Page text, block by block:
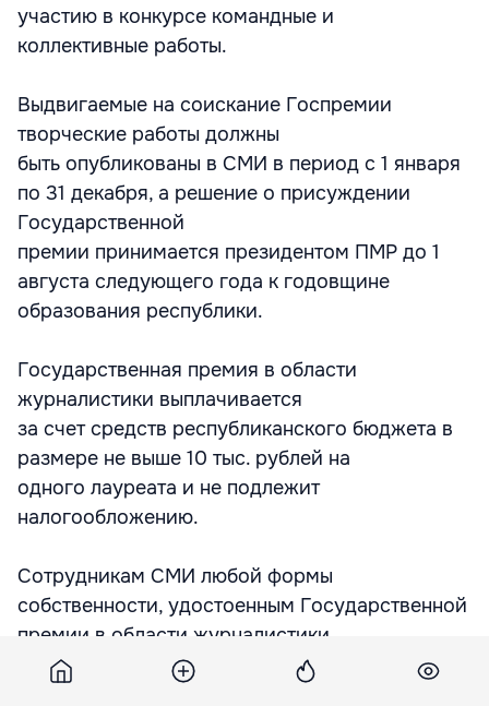
участию в конкурсе командные и
коллективные работы.
Выдвигаемые на соискание Госпремии
творческие работы должны
быть опубликованы в СМИ в период с 1 января
по 31 декабря, а решение о присуждении
Государственной
премии принимается президентом ПМР до 1
августа следующего года к годовщине
образования республики.
Государственная премия в области
журналистики выплачивается
за счет средств республиканского бюджета в
размере не выше 10 тыс. рублей на
одного лауреата и не подлежит
налогообложению.
Сотрудникам СМИ любой формы
собственности, удостоенным Государственной
премии в области журналистики,
присваивается звание «Лауреат